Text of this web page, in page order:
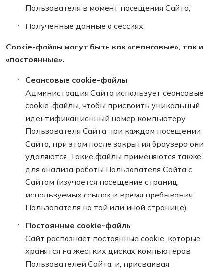
Пользователя в момент посещения Сайта;
Полученные данные о сессиях.
Сookie-файлы могут быть как «сеансовые», так и
«постоянные».
Сеансовые cookie-файлы
Администрация Сайта использует сеансовые
cookie-файлы, чтобы присвоить уникальный
идентификационный номер компьютеру
Пользователя Сайта при каждом посещении
Сайта, при этом после закрытия браузера они
удаляются. Такие файлы применяются также
для анализа работы Пользователя Сайта с
Сайтом (изучается посещение страниц,
используемых ссылок и время пребывания
Пользователя на той или иной странице).
Постоянные cookie-файлы
Сайт распознает постоянные cookie, которые
хранятся на жестких дисках компьютеров
Пользователей Сайта, и, присваивая